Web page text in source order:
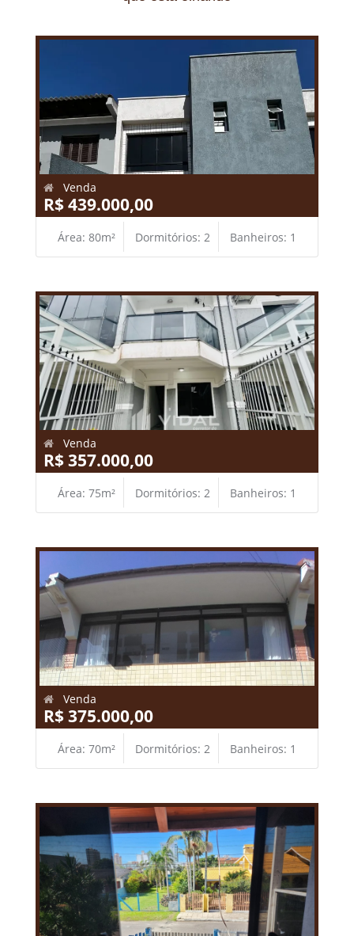
Venda
R$ 439.000,00
Área: 80m² Dormitórios: 2 Banheiros: 1
Venda
R$ 357.000,00
Área: 75m² Dormitórios: 2 Banheiros: 1
Venda
R$ 375.000,00
Área: 70m² Dormitórios: 2 Banheiros: 1